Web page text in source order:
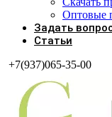
Оптовые
Задать
Статьи
+7(937)065-35-00